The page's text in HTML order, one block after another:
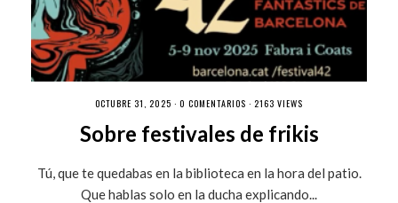
OCTUBRE 31, 2025 · 0 COMENTARIOS · 2163 VIEWS
Sobre festivales de frikis
Tú, que te quedabas en la biblioteca en la hora del patio.
Que hablas solo en la ducha explicando...